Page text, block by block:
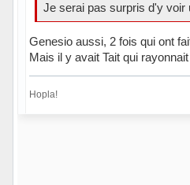
Je serai pas surpris d'y voir
Genesio aussi, 2 fois qui ont
Mais il y avait Tait qui
Hopla!